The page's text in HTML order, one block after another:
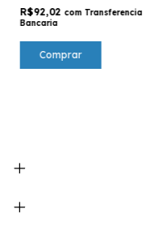
R$92,02 com Transferencia
Bancaria